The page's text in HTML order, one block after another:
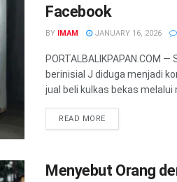
Facebook
BY IMAM JANUARY 16, 2026
PORTALBALIKPAPAN.COM
berinisial J diduga menjadi
jual beli kulkas bekas melalui
READ MORE
Menyebut Orang